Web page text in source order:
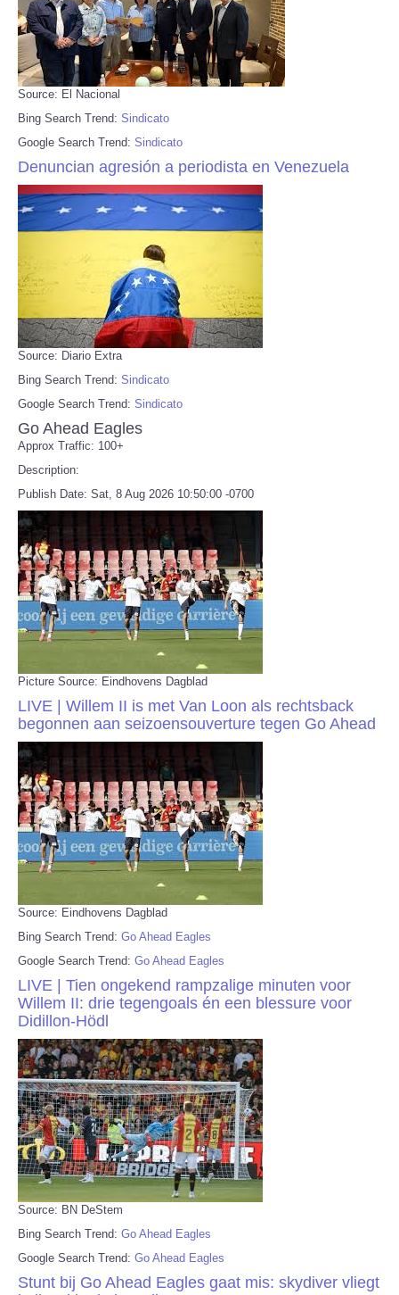
Source: El Nacional
Bing Search Trend: Sindicato
Google Search Trend: Sindicato
Denuncian agresión a periodista en Venezuela
Source: Diario Extra
Bing Search Trend: Sindicato
Google Search Trend: Sindicato
Go Ahead Eagles
Approx Traffic: 100+
Description:
Publish Date: Sat, 8 Aug 2026 10:50:00 -0700
Picture Source: Eindhovens Dagblad
LIVE | Willem II is met Van Loon als rechtsback
begonnen aan seizoensouverture tegen Go Ahead
Source: Eindhovens Dagblad
Bing Search Trend: Go Ahead Eagles
Google Search Trend: Go Ahead Eagles
LIVE | Tien ongekend rampzalige minuten voor
Willem II: drie tegengoals én een blessure voor
Didillon-Hödl
Source: BN DeStem
Bing Search Trend: Go Ahead Eagles
Google Search Trend: Go Ahead Eagles
Stunt bij Go Ahead Eagles gaat mis: skydiver vliegt